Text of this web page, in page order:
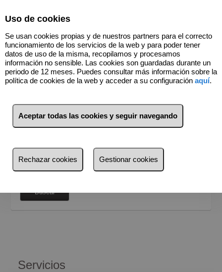
Venta Alquiler
Provincia
Burgos (5)
Buscar
Servicios
Uso de cookies
Se usan cookies propias y de nuestros partners para el correcto
funcionamiento de los servicios de la web y para poder tener
datos de uso de la misma, recopilamos y procesamos
información no sensible. Las cookies son guardadas durante un
periodo de 12 meses. Puedes consultar más información sobre la
política de cookies de la web y acceder a su configuración aquí.
Aceptar todas las cookies y seguir navegando
Rechazar cookies Gestionar cookies